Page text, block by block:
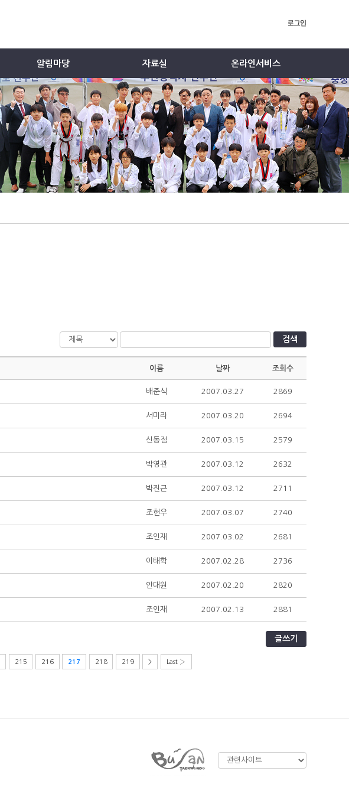
알림마당 자료실 온라인서비스
검색
이름 날짜 조회수
배준식 2007.03.27 2869
서미라 2007.03.20 2694
신동점 2007.03.15 2579
박영관 2007.03.12 2632
박진근 2007.03.12 2711
조헌우 2007.03.07 2740
조인재 2007.03.02 2681
이태학 2007.02.28 2736
안대원 2007.02.20 2820
조인재 2007.02.13 2881
글쓰기
215 216 217 218 219 > Last ›